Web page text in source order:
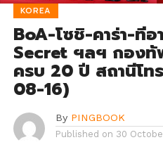
KOREA
BoA-โซชิ-คาร่า-ทีอ
Secret ฯลฯ กองทั
ครบ 20 ปี สถานีโท
08-16)
By PINGBOOK
Published on 30